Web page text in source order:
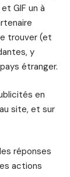
GIF un à
trouver (et
y
étranger.
en
site, et sur
réponses
actions